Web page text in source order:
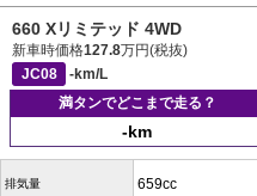
660 Xリミテッド 4WD
新車時価格127.8万円(税抜)
JC08
-km/L
満タンでどこまで走る？
-km
排気量 659cc